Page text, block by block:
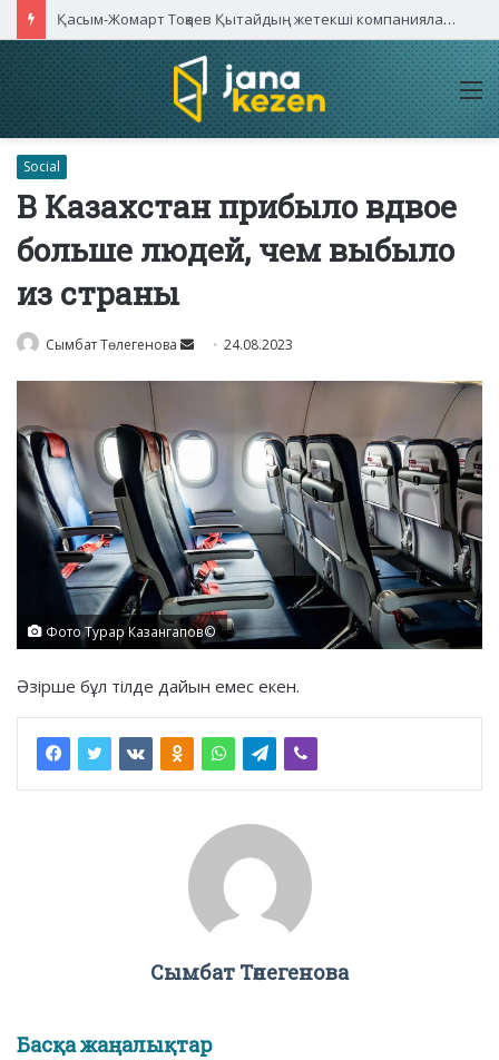
Қасым-Жомарт Тоқаев Қытайдың жетекші компаниялары басшыларымен кездесті
Social
В Казахстан прибыло вдвое
больше людей, чем выбыло
из страны
Сымбат Төлегенова
Send 24.08.2023
Фото Турар Казангапов©️
Әзірше бұл тілде дайын емес екен.
Сымбат Төлегенова
Басқа жаңалықтар